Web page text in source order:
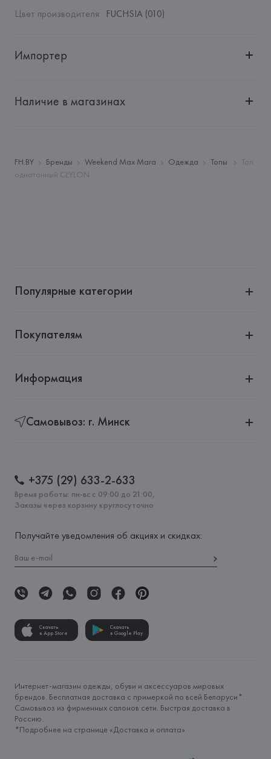
Цвет производителя: FUCHSIA (010)
Импортер
"БелВиринея"
Адрес:
ИТАЛИЯ, Via Giulia Maramotti, 4, 42124 Reggio
Emilia,
Наличие в магазинах
FH.BY Бренды Weekend Max Mara Одежда Топы
Топ
однотонный CEYLON
Популярные категории
Покупателям
Информация
Самовывоз: г. Минск
+375 (29) 633-2-633
Время работы: пн-вс с 09:00 до 21:00,
Заказы через корзину круглосуточно
Получайте уведомления об акциях и скидках:
Скачать
в App Store
Скачать
в Google Play
Интернет-магазин одежды, обуви и аксессуаров мировых
брендов. Бесплатная доставка с примеркой по всей Беларуси*.
Самовывоз из фирменных салонов сети. Быстрая доставка в
Россию.
*Подробнее на странице «Доставка и оплата»